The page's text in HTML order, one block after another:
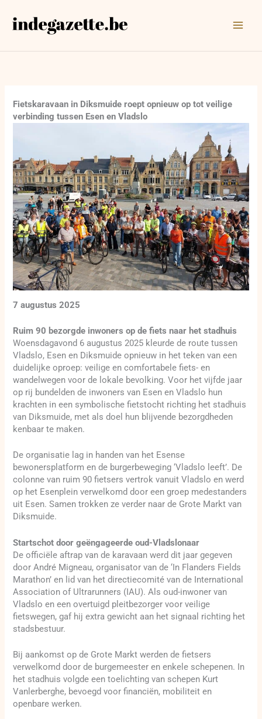
naar
Fietskaravaan in Diksmuide roept opnieuw op tot veilige
verbinding tussen Esen en Vladslo
7 augustus 2025
Ruim 90 bezorgde inwoners op de fiets naar het stadhuis
Woensdagavond 6 augustus 2025 kleurde de route tussen
Vladslo, Esen en Diksmuide opnieuw in het teken van een
duidelijke oproep: veilige en comfortabele fiets- en
wandelwegen voor de lokale bevolking. Voor het vijfde jaar
op rij bundelden de inwoners van Esen en Vladslo hun
krachten in een symbolische fietstocht richting het stadhuis
van Diksmuide, met als doel hun blijvende bezorgdheden
kenbaar te maken.
De organisatie lag in handen van het Esense
bewonersplatform en de burgerbeweging ‘Vladslo leeft’. De
colonne van ruim 90 fietsers vertrok vanuit Vladslo en werd
op het Esenplein verwelkomd door een groep medestanders
uit Esen. Samen trokken ze verder naar de Grote Markt van
Diksmuide.
Startschot door geëngageerde oud-Vladslonaar
De officiële aftrap van de karavaan werd dit jaar gegeven
door André Migneau, organisator van de ‘In Flanders Fields
Marathon’ en lid van het directiecomité van de International
Association of Ultrarunners (IAU). Als oud-inwoner van
Vladslo en een overtuigd pleitbezorger voor veilige
fietswegen, gaf hij extra gewicht aan het signaal richting het
stadsbestuur.
Bij aankomst op de Grote Markt werden de fietsers
verwelkomd door de burgemeester en enkele schepenen. In
het stadhuis volgde een toelichting van schepen Kurt
Vanlerberghe, bevoegd voor financiën, mobiliteit en
openbare werken.